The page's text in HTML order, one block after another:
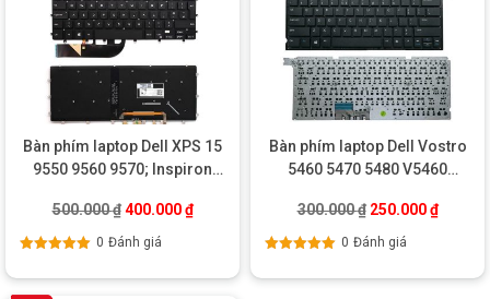
Bàn phím laptop Dell XPS 15
9550 9560 9570; Inspiron
500.000₫ Giá gốc là: 500.000 ₫.
400.000₫Giá hiện tại là: 400.000 ₫.
0 Đánh giá
Bàn phím laptop Dell Vostro
5460 5470 5480 V5460
300.000₫ Giá gốc là:
250.000₫Giá
0 Đánh giá